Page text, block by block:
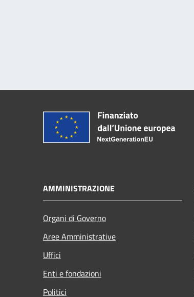
AMMINISTRAZIONE
Organi di Governo
Aree Amministrative
Uffici
Enti e fondazioni
Politici